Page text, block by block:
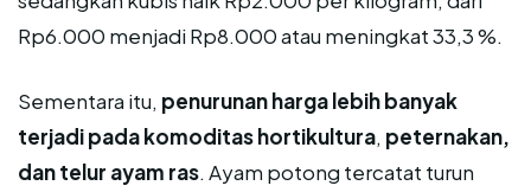
Rp6.000 menjadi Rp8.000 atau meningkat 33,3 %.
Sementara itu, penurunan harga lebih banyak
terjadi pada komoditas hortikultura, peternakan,
dan telur ayam ras. Ayam potong tercatat turun